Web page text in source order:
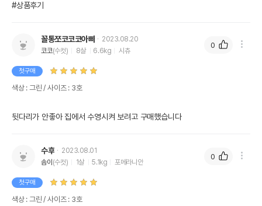
#상품후기
꼴통쪼코코코아빠
2023.08.20
코코(수컷) 8살 6.6kg 시츄
첫구매
색상 : 그린 / 사이즈 : 3호
뒷다리가 안좋아 집에서 수영시켜 보려고 구매했습니다
0
수후
2023.08.01
솜이 (수컷) 1살 5.1kg 포메라니안
첫구매
색상 : 그린 / 사이즈 : 3호
0